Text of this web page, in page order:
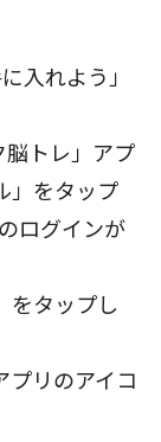
入れよう」
トレ」アプ
」をタップ
ログインが
をタップし
プリのアイコ